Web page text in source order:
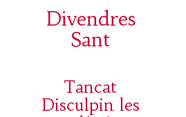
Divendres
Sant
Tancat
Disculpin les